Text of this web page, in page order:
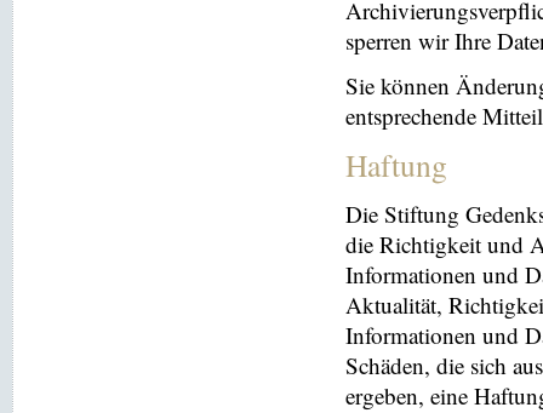
sperren wir Ihre
Sie können
entsprechende
Haftung
Die Stiftung
die Richtigkeit und
Informationen und
Aktualität,
Informationen und
Schäden, die sich
ergeben, eine